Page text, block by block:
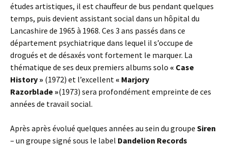
études artistiques, il est chauffeur de bus pendant quelques
temps, puis devient assistant social dans un hôpital du
Lancashire de 1965 à 1968. Ces 3 ans passés dans ce
département psychiatrique dans lequel il s’occupe de
drogués et de désaxés vont fortement le marquer. La
thématique de ses deux premiers albums solo « Case
History » (1972) et l’excellent « Marjory
Razorblade »(1973) sera profondément empreinte de ces
années de travail social.
Après après évolué quelques années au sein du groupe Siren
– un groupe signé sous le label Dandelion Records